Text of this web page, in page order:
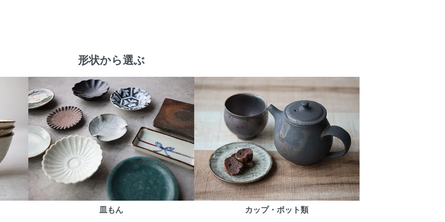
形状から選ぶ
皿もん カップ・ポット類